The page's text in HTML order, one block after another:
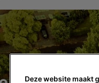
Deze website maakt